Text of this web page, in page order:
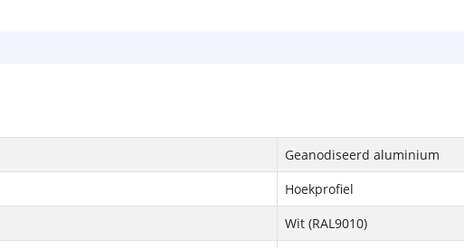
Geanodiseerd aluminium
Hoekprofiel
Wit (RAL9010)